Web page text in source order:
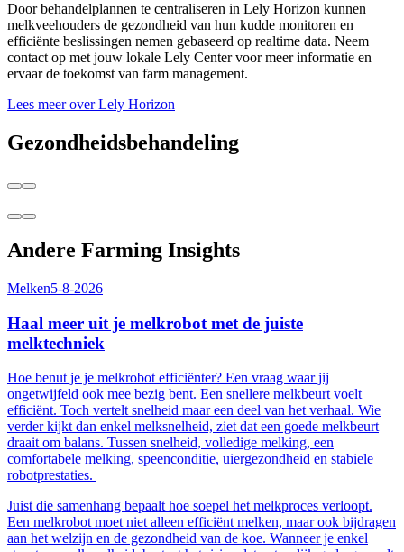
Door behandelplannen te centraliseren in Lely Horizon kunnen
melkveehouders de gezondheid van hun kudde monitoren en
efficiënte beslissingen nemen gebaseerd op realtime data. Neem
contact op met jouw lokale Lely Center voor meer informatie en
ervaar de toekomst van farm management.
Lees meer over Lely Horizon
Gezondheidsbehandeling
Andere Farming Insights
Melken5-8-2026
Haal meer uit je melkrobot met de juiste
melktechniek
Hoe benut je je melkrobot efficiënter? Een vraag waar jij
ongetwijfeld ook mee bezig bent. Een snellere melkbeurt voelt
efficiënt. Toch vertelt snelheid maar een deel van het verhaal. Wie
verder kijkt dan enkel melksnelheid, ziet dat een goede melkbeurt
draait om balans. Tussen snelheid, volledige melking, een
comfortabele melking, speenconditie, uiergezondheid en stabiele
robotprestaties.
Juist die samenhang bepaalt hoe soepel het melkproces verloopt.
Een melkrobot moet niet alleen efficiënt melken, maar ook bijdragen
aan het welzijn en de gezondheid van de koe. Wanneer je enkel